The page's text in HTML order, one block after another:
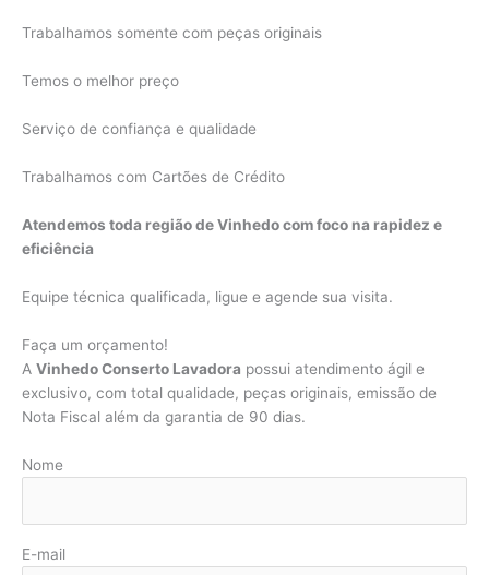
Trabalhamos somente com peças originais
Temos o melhor preço
Serviço de confiança e qualidade
Trabalhamos com Cartões de Crédito
Atendemos toda região de Vinhedo com foco na rapidez e
eficiência
Equipe técnica qualificada, ligue e agende sua visita.
Faça um orçamento!
A Vinhedo Conserto Lavadora possui atendimento ágil e
exclusivo, com total qualidade, peças originais, emissão de
Nota Fiscal além da garantia de 90 dias.
Nome
E-mail